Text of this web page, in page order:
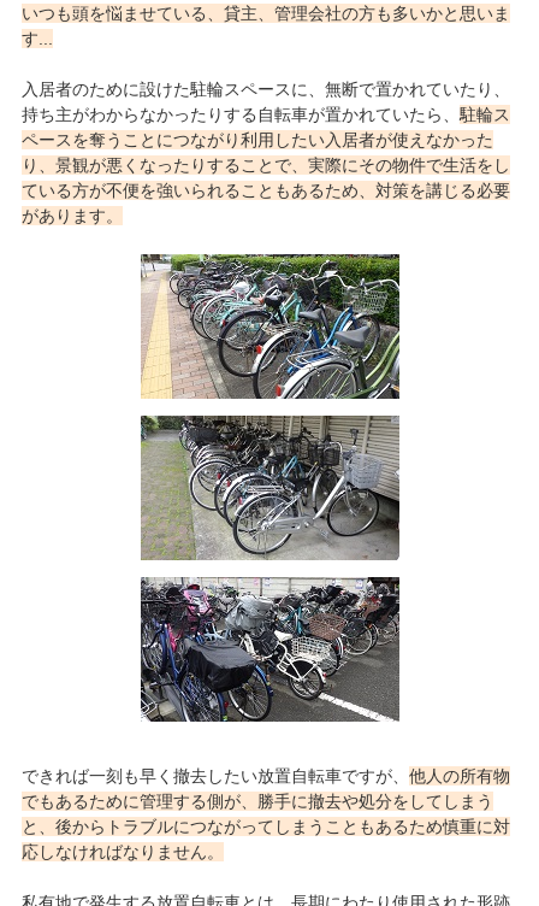
いつも頭を悩ませている、貸主、管理会社の方も多いかと思いま
す...
入居者のために設けた駐輪スペースに、無断で置かれていたり、
持ち主がわからなかったりする自転車が置かれていたら、駐輪ス
ペースを奪うことにつながり利用したい入居者が使えなかった
り、景観が悪くなったりすることで、実際にその物件で生活をし
ている方が不便を強いられることもあるため、対策を講じる必要
があります。
できれば一刻も早く撤去したい放置自転車ですが、 他人の所有物
でもあるために管理する側が、勝手に撤去や処分をしてしまう
と、後からトラブルにつながってしまうこともあるため慎重に対
応しなければなりません。